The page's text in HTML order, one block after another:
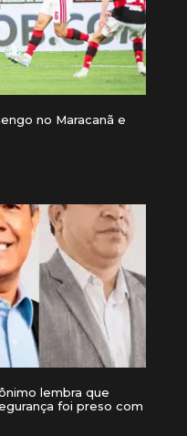
no Maracanã e
lembra que
foi preso com